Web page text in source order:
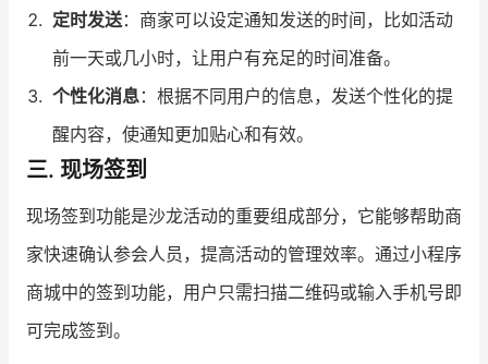
定时发送：商家可以设定通知发送的时间，比如活动
前一天或几小时，让用户有充足的时间准备。
个性化消息：根据不同用户的信息，发送个性化的提
醒内容，使通知更加贴心和有效。
三. 现场签到
现场签到功能是沙龙活动的重要组成部分，它能够帮助商
家快速确认参会人员，提高活动的管理效率。通过小程序
商城中的签到功能，用户只需扫描二维码或输入手机号即
可完成签到。